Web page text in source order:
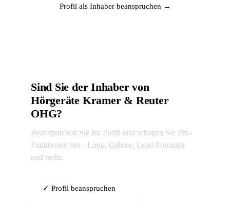
Profil als Inhaber beanspruchen →
Sind Sie der Inhaber von
Hörgeräte Kramer & Reuter
OHG?
Beanspruchen Sie Ihr Profil und schalten Sie Pro-
Funktionen frei - Logo, Galerie, Lead-Formular
und mehr.
✓ Profil beanspruchen